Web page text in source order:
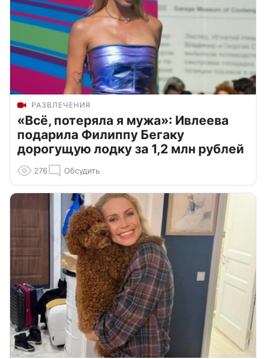
РАЗВЛЕЧЕНИЯ
«Всё, потеряла я мужа»: Ивлеева
подарила Филиппу Бегаку
дорогущую лодку за 1,2 млн рублей
276 Обсудить